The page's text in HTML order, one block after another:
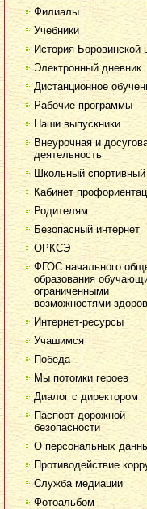
Филиалы
Учебники
История Боровинской
Электронный дневник
Дистанционное
Рабочие программы
Наши выпускники
Внеурочная и
деятельность
Школьный спортивный
Кабинет
Родителям
Безопасный интернет
ОРКСЭ
ФГОС начального
образования
ограниченными
возможностями
Интернет-ресурсы
Учашимся
Победа
Мы потомки героев
Диалог с директором
Паспорт дорожной
безопасности
О персональных
Противодействие
Служба медиации
Фотоальбом